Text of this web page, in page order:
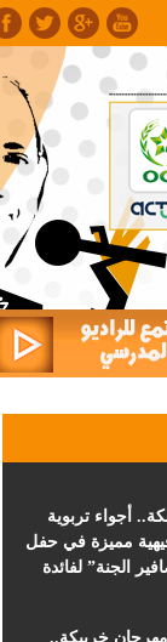
أجواء تربوية
مميزة في حفل
الجنة” لفائدة
خريبكة..